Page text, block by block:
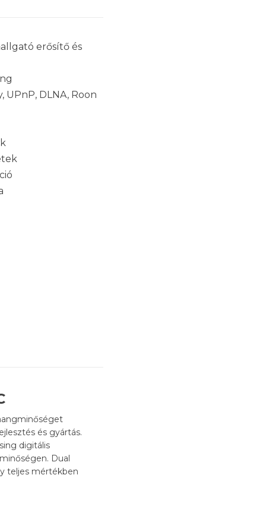
erősítő és
UPnP, DLNA, Roon
és gyártás.
digitális
Dual
teljes mértékben